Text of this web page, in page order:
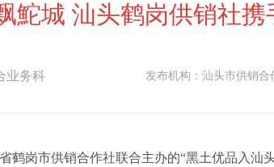
鮀城 汕头鹤岗供销社
业务科 发布机构：汕头市供销合
岗市供销合作社联合主办的“黑土优品入汕